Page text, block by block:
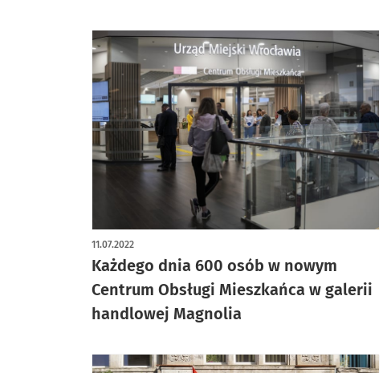
Każdego dnia 600 osób w nowym
Centrum Obsługi Mieszkańca w galerii
handlowej Magnolia
11.07.2022